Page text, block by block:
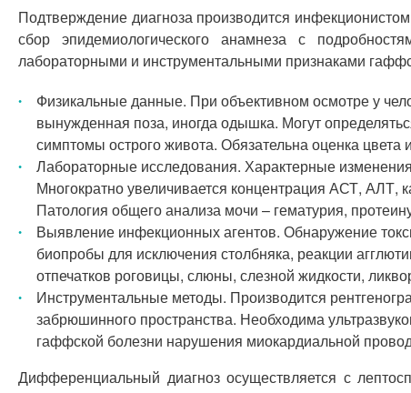
Подтверждение диагноза производится
сбор эпидемиологического анамнеза с
лабораторными и инструментальными признаками
Физикальные данные. При объективном осмотре у
вынужденная поза, иногда одышка. Могут
симптомы острого живота. Обязательна оценка цвета
Лабораторные исследования. Характерные
Многократно увеличивается концентрация АСТ, АЛТ,
Патология общего анализа мочи – гематурия,
Выявление инфекционных агентов. Обнаружение
биопробы для исключения столбняка, реакции
отпечатков роговицы, слюны, слезной жидкости,
Инструментальные методы. Производится
забрюшинного пространства. Необходима
гаффской болезни нарушения миокардиальной
Дифференциальный диагноз осуществляется с